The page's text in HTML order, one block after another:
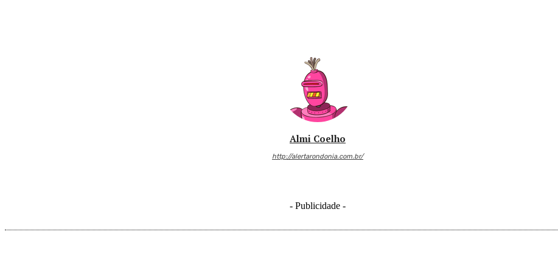
Almi Coelho
http://alertarondonia.com.br/
- Publicidade -